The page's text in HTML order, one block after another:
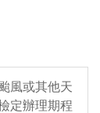
風或其他天
定辦理期程